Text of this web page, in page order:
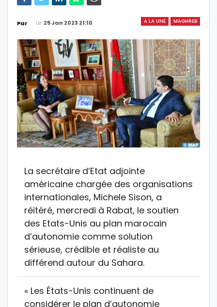
A LA UNE MAGHREB
Par Le 25 Jan 2023 21:10
La secrétaire d’Etat adjointe
américaine chargée des organisations
internationales, Michele Sison, a
réitéré, mercredi à Rabat, le soutien
des Etats-Unis au plan marocain
d’autonomie comme solution
sérieuse, crédible et réaliste au
différend autour du Sahara.
« Les États-Unis continuent de
considérer le plan d’autonomie